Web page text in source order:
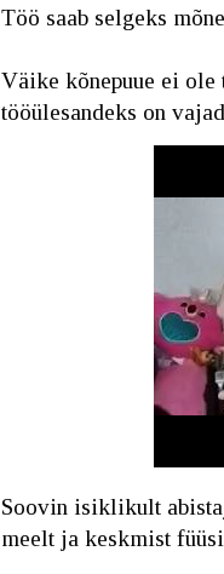
Töö saab selgeks
Väike kõnepuue ei
tööülesandeks on
Soovin isiklikult
meelt ja keskmist